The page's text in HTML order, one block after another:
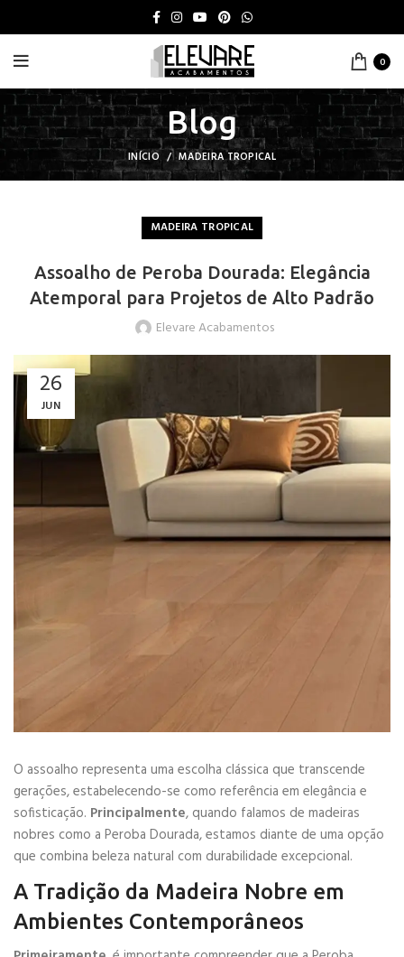
0
Blog
INÍCIO MADEIRA TROPICAL
MADEIRA TROPICAL
Assoalho de Peroba Dourada: Elegância
Atemporal para Projetos de Alto Padrão
Elevare Acabamentos
26
JUN
O assoalho representa uma escolha clássica que transcende
gerações, estabelecendo-se como referência em elegância e
sofisticação. Principalmente, quando falamos de madeiras
nobres como a Peroba Dourada, estamos diante de uma opção
que combina beleza natural com durabilidade excepcional.
A Tradição da Madeira Nobre em
Ambientes Contemporâneos